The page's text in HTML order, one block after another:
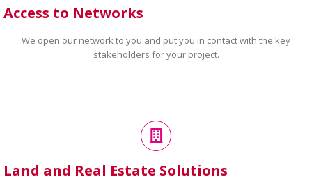
Access to Networks
We open our network to you and put you in contact with the key
stakeholders for your project.
Land and Real Estate Solutions